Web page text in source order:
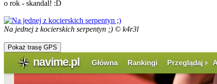
o rok - skandal! :D
Na jednej z kocierskich serpentyn ;) © k4r3l
Pokaż trasę GPS